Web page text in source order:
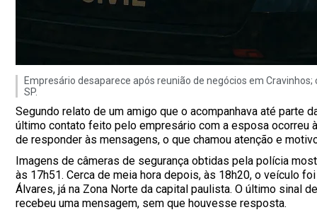
Empresário desaparece após reunião de negócios em
SP.
Segundo relato de um amigo que o acompanhava até parte
último contato feito pelo empresário com a esposa ocorreu
de responder às mensagens, o que chamou atenção e
Imagens de câmeras de segurança obtidas pela polícia
às 17h51. Cerca de meia hora depois, às 18h20, o veículo
Álvares, já na Zona Norte da capital paulista. O último sinal
recebeu uma mensagem, sem que houvesse resposta.